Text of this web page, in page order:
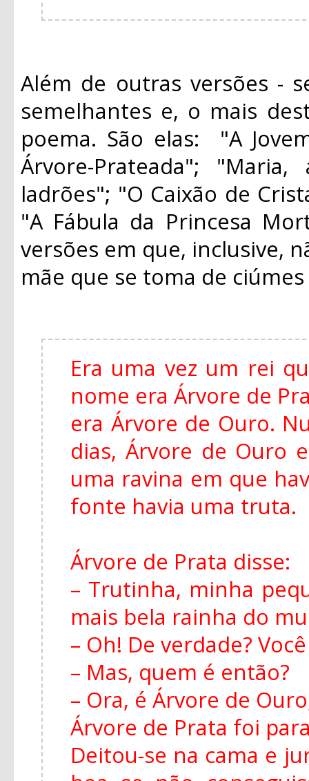
Além de outras versões -
semelhantes e, o mais
poema. São elas: "A
Árvore-Prateada";
ladrões"; "O Caixão de
"A Fábula da Princesa
versões em que, inclusive,
mãe que se toma de
Era uma vez um rei
nome era Árvore de
era Árvore de Ouro.
dias, Árvore de Ouro
uma ravina em que
fonte havia uma truta.
Árvore de Prata disse:
– Trutinha, minha
mais bela rainha do
– Oh! De verdade?
– Mas, quem é então?
– Ora, é Árvore de
Árvore de Prata foi
Deitou-se na cama e